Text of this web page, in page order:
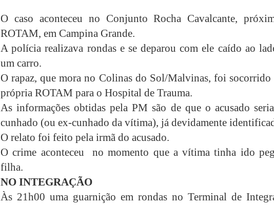
O caso aconteceu no Conjunto Rocha Cavalcante,
ROTAM, em Campina Grande.
A polícia realizava rondas e se deparou com ele caído ao
um carro.
O rapaz, que mora no Colinas do Sol/Malvinas, foi socorrido
própria ROTAM para o Hospital de Trauma.
As informações obtidas pela PM são de que o acusado
cunhado (ou ex-cunhado da vítima), já devidamente
O relato foi feito pela irmã do acusado.
O crime aconteceu no momento que a vítima tinha ido
filha.
NO INTEGRAÇÃO
Às 21h00 uma guarnição em rondas no Terminal de